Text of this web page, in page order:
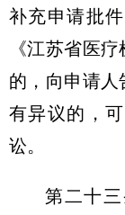
补充申请批
《江苏省医
的，向申请人
有异议的，
讼。
第二十